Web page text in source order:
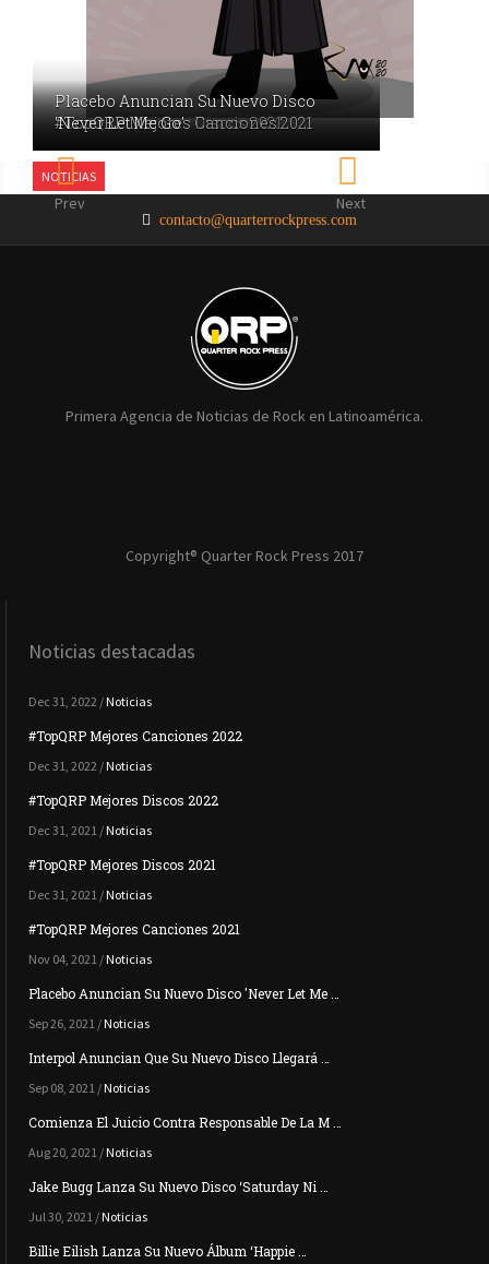
Prev Next
NOTICIAS
#TopQRP Mejores Canciones 2022
NOTICIAS
#TopQRP Mejores Discos 2022
NOTICIAS
#TopQRP Mejores Discos 2021
NOTICIAS
#TopQRP Mejores Canciones 2021
NOTICIAS
Placebo Anuncian Su Nuevo Disco
'Never Let Me Go'
contacto@quarterrockpress.com
Primera Agencia de Noticias de Rock en Latinoamérica.
Copyright® Quarter Rock Press 2017
Noticias destacadas
Dec 31, 2022 / Noticias
#TopQRP Mejores Canciones 2022
Dec 31, 2022 / Noticias
#TopQRP Mejores Discos 2022
Dec 31, 2021 / Noticias
#TopQRP Mejores Discos 2021
Dec 31, 2021 / Noticias
#TopQRP Mejores Canciones 2021
Nov 04, 2021 / Noticias
Placebo Anuncian Su Nuevo Disco 'Never Let Me …
Sep 26, 2021 / Noticias
Interpol Anuncian Que Su Nuevo Disco Llegará …
Sep 08, 2021 / Noticias
Comienza El Juicio Contra Responsable De La M …
Aug 20, 2021 / Noticias
Jake Bugg Lanza Su Nuevo Disco ‘Saturday Ni …
Jul 30, 2021 / Noticias
Billie Eilish Lanza Su Nuevo Álbum ‘Happie …